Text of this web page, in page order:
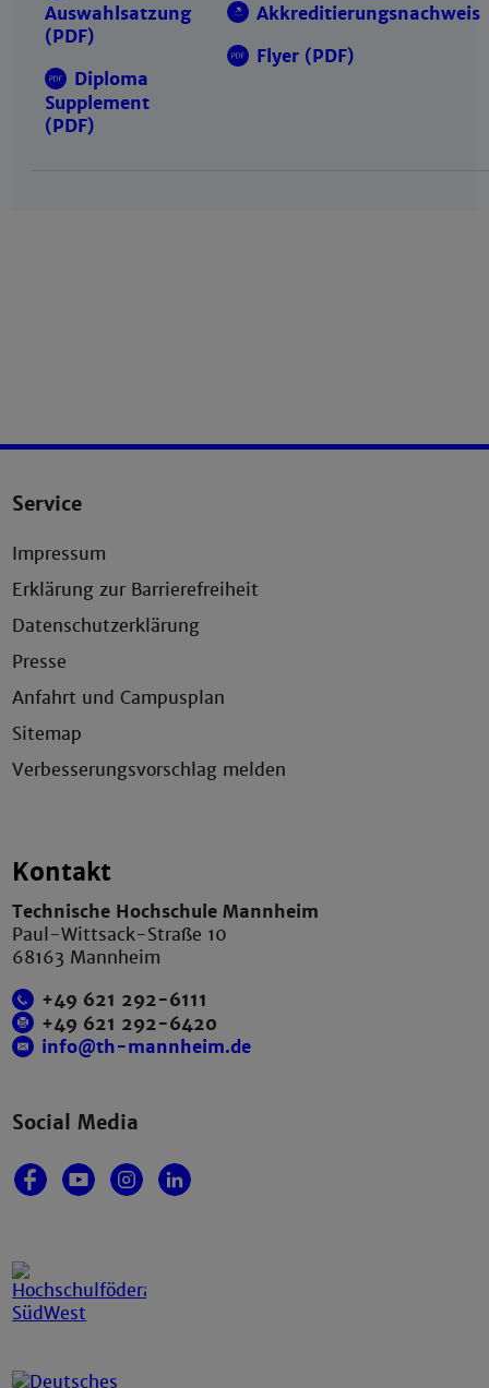
Auswahlsatzung
(PDF)
Diploma
Supplement
(PDF)
Akkreditierungsnachweis
Flyer (PDF)
Service
Impressum
Erklärung zur Barrierefreiheit
Datenschutzerklärung
Presse
Anfahrt und Campusplan
Sitemap
Verbesserungsvorschlag melden
Kontakt
Technische Hochschule Mannheim
Paul-Wittsack-Straße 10
68163 Mannheim
+49 621 292-6111
+49 621 292-6420
info@th-mannheim.de
Social Media